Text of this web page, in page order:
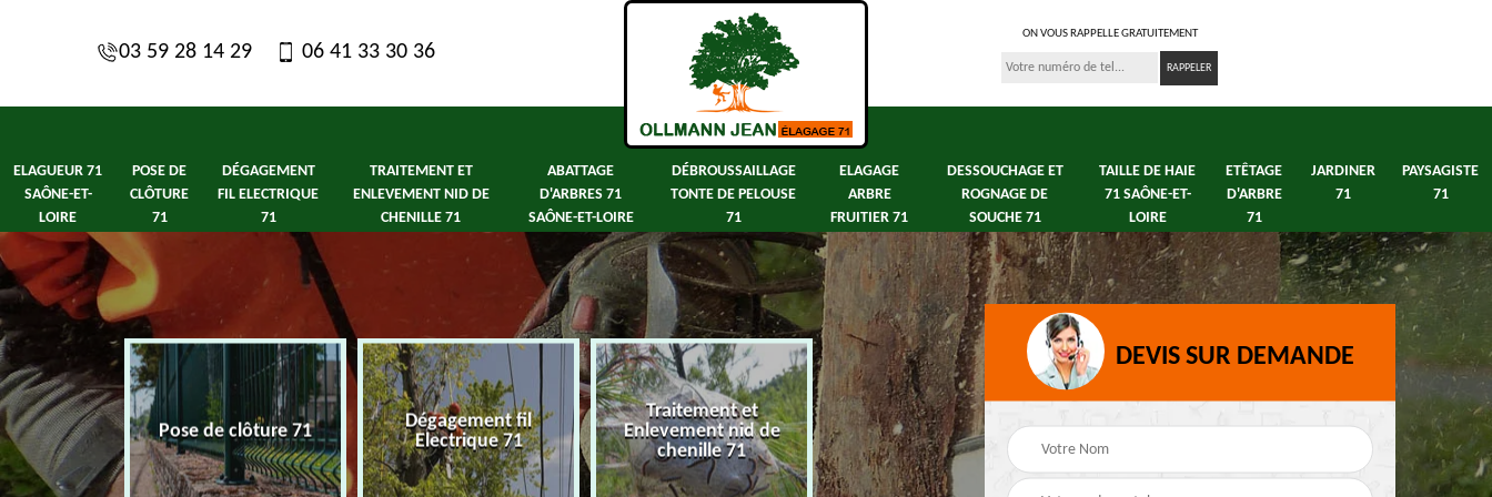
03 59 28 14 29 06 41 33 30 36
ON VOUS RAPPELLE GRATUITEMENT
ELAGUEUR 71
SAÔNE-ET-
LOIRE
POSE DE
CLÔTURE
71
DÉGAGEMENT
FIL ELECTRIQUE
71
TRAITEMENT ET
ENLEVEMENT NID DE
CHENILLE 71
ABATTAGE
D'ARBRES 71
SAÔNE-ET-LOIRE
DÉBROUSSAILLAGE
TONTE DE PELOUSE
71
ELAGAGE
ARBRE
FRUITIER 71
DESSOUCHAGE ET
ROGNAGE DE
SOUCHE 71
TAILLE DE HAIE
71 SAÔNE-ET-
LOIRE
ETÊTAGE
D'ARBRE
71
JARDINER
71
PAYSAGISTE
71
Saône-et-
Pose de clôture 71
Dégagement fil
Electrique 71
Traitement et
Enlevement nid de
chenille 71
Abattage d'arbres 71
Saône-et-Loire
Elagage arbre fruitier
71
DEVIS SUR DEMANDE